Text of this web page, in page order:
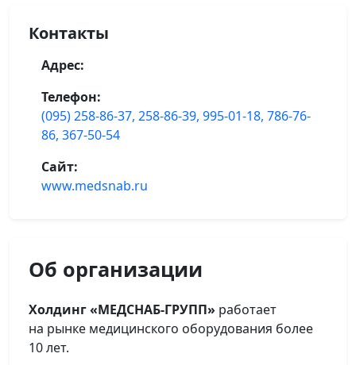
Контакты
Адрес:
Телефон:
(095) 258-86-37, 258-86-39, 995-01-18, 786-76-
86, 367-50-54
Сайт:
www.medsnab.ru
Об организации
Холдинг «МЕДСНАБ-ГРУПП» работает
на рынке медицинского оборудования более
10 лет.